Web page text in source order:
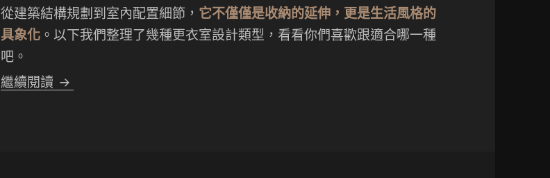
從建築結構規劃到室內配置細節， 它不僅僅是收納的延伸，更是生活風格的
具象化 。以下我們整理了幾種更衣室設計類型，看看你們喜歡跟適合哪一種
吧。
繼續閱讀 〔設計概述〕不是豪宅也能有專屬更衣室，六種風格一次看